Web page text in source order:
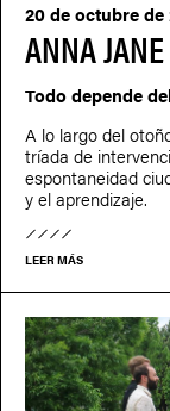
ANNA
20 de octubre de
Todo depende
A lo largo del
tríada de
espontaneidad
y el aprendizaje.
LEER MÁS